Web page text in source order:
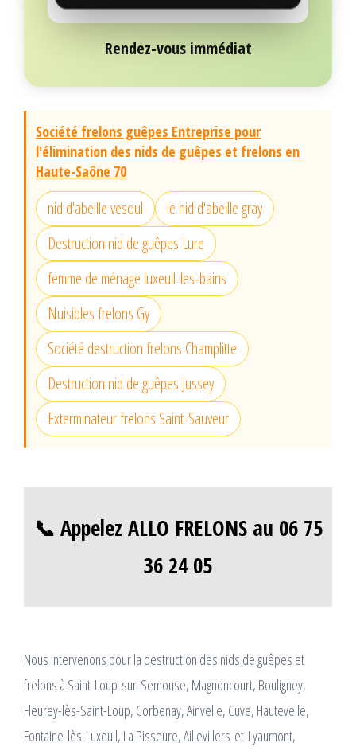
Rendez-vous immédiat
Société frelons guêpes Entreprise pour
l'élimination des nids de guêpes et frelons en
Haute-Saône 70
nid d'abeille vesoul
le nid d'abeille gray
Destruction nid de guêpes Lure
femme de ménage luxeuil-les-bains
Nuisibles frelons Gy
Société destruction frelons Champlitte
Destruction nid de guêpes Jussey
Exterminateur frelons Saint-Sauveur
📞 Appelez ALLO FRELONS au 06 75
36 24 05
Nous intervenons pour la destruction des nids de guêpes et
frelons à Saint-Loup-sur-Semouse, Magnoncourt, Bouligney,
Fleurey-lès-Saint-Loup, Corbenay, Ainvelle, Cuve, Hautevelle,
Fontaine-lès-Luxeuil, La Pisseure, Aillevillers-et-Lyaumont,